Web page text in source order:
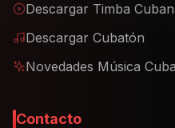
Descargar Timba
Descargar Cubatón
Novedades Música
Contacto